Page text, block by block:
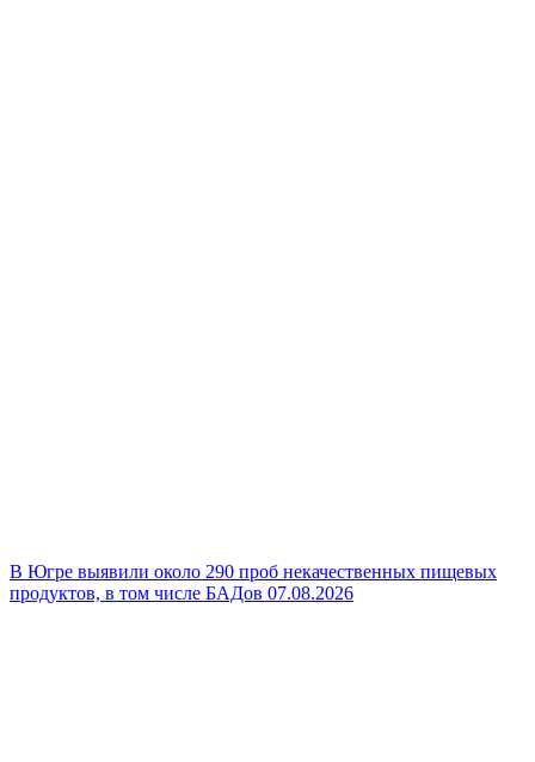
В Югре выявили около 290 проб некачественных пищевых
продуктов, в том числе БАДов 07.08.2026